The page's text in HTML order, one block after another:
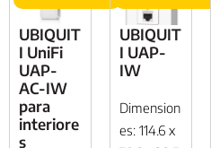
UBIQUIT
I UniFi
UAP-
AC-IW
para
interiore
s
UBIQUIT
I UAP-
IW
Dimension
es: 114.6 x